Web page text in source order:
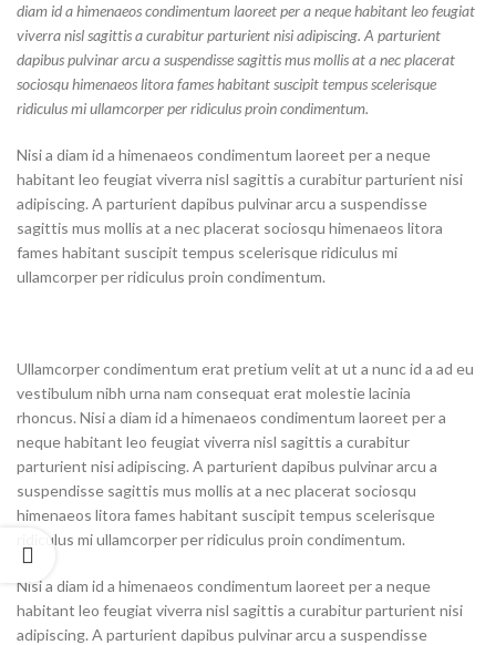
diam id a himenaeos condimentum laoreet per a neque habitant leo feugiat
viverra nisl sagittis a curabitur parturient nisi adipiscing. A parturient
dapibus pulvinar arcu a suspendisse sagittis mus mollis at a nec placerat
sociosqu himenaeos litora fames habitant suscipit tempus scelerisque
ridiculus mi ullamcorper per ridiculus proin condimentum.
Nisi a diam id a himenaeos condimentum laoreet per a neque
habitant leo feugiat viverra nisl sagittis a curabitur parturient nisi
adipiscing. A parturient dapibus pulvinar arcu a suspendisse
sagittis mus mollis at a nec placerat sociosqu himenaeos litora
fames habitant suscipit tempus scelerisque ridiculus mi
ullamcorper per ridiculus proin condimentum.
Ullamcorper condimentum erat pretium velit at ut a nunc id a ad eu
vestibulum nibh urna nam consequat erat molestie lacinia
rhoncus. Nisi a diam id a himenaeos condimentum laoreet per a
neque habitant leo feugiat viverra nisl sagittis a curabitur
parturient nisi adipiscing. A parturient dapibus pulvinar arcu a
suspendisse sagittis mus mollis at a nec placerat sociosqu
himenaeos litora fames habitant suscipit tempus scelerisque
ridiculus mi ullamcorper per ridiculus proin condimentum.
Nisi a diam id a himenaeos condimentum laoreet per a neque
habitant leo feugiat viverra nisl sagittis a curabitur parturient nisi
adipiscing. A parturient dapibus pulvinar arcu a suspendisse